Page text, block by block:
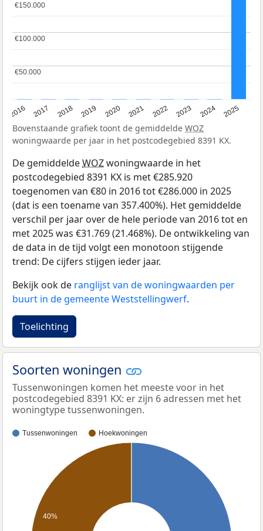
2016 2017 2018 2019 2020 2021 2022 2023 2024 2025
€50.000
€50.000
€100.000
€100.000
€150.000
€150.000
Bovenstaande grafiek toont de gemiddelde WOZ
woningwaarde per jaar in het postcodegebied 8391 KX.
De gemiddeldeWOZwoningwaarde in het
postcodegebied 8391 KX is met €285.920
toegenomen van €80 in 2016 tot €286.000 in 2025
(dat is een toename van 357.400%). Het gemiddelde
verschil per jaar over de hele periode van 2016 tot en
met 2025 was €31.769 (21.468%). De ontwikkeling van
de data in de tijd volgt een monotoon stijgende
trend: De cijfers stijgen ieder jaar.
Bekijk ook de ranglijst van de woningwaarden per
buurt in de gemeente Weststellingwerf.
Toelichting
Soorten woningen
Tussenwoningen komen het meeste voor in het
postcodegebied 8391 KX: er zijn 6 adressen met het
woningtype tussenwoningen.
Tussenwoningen Hoekwoningen
40%